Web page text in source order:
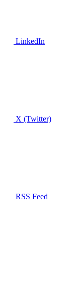
LinkedIn
X (Twitter)
RSS Feed